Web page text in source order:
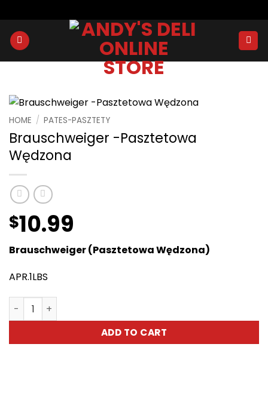
to
content
HOME / PATES-PASZTETY
Brauschweiger -Pasztetowa
Wędzona
$10.99
Brauschweiger (Pasztetowa Wędzona)
APR.1LBS
Brauschweiger -Pasztetowa Wędzona quantity
ADD TO CART